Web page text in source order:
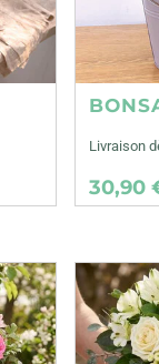
Livraison
30,90